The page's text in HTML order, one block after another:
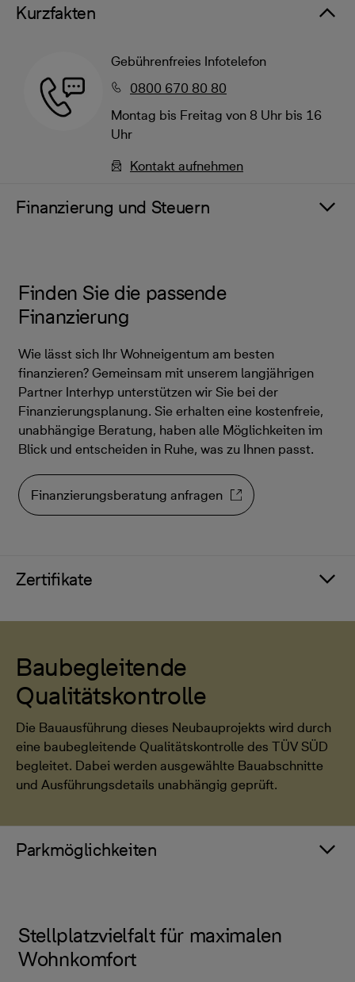
Kurzfakten
Gebührenfreies Infotelefon
0800 670 80 80
Montag bis Freitag von 8 Uhr bis 16
Uhr
Kontakt aufnehmen
Finanzierung und Steuern
Finden Sie die passende
Finanzierung
Wie lässt sich Ihr Wohneigentum am besten
finanzieren? Gemeinsam mit unserem langjährigen
Partner Interhyp unterstützen wir Sie bei der
Finanzierungsplanung. Sie erhalten eine kostenfreie,
unabhängige Beratung, haben alle Möglichkeiten im
Blick und entscheiden in Ruhe, was zu Ihnen passt.
Finanzierungsberatung anfragen
Zertifikate
Baubegleitende
Qualitätskontrolle
Die Bauausführung dieses Neubauprojekts wird durch
eine baubegleitende Qualitätskontrolle des TÜV SÜD
begleitet. Dabei werden ausgewählte Bauabschnitte
und Ausführungsdetails unabhängig geprüft.
Parkmöglichkeiten
Stellplatzvielfalt für maximalen
Wohnkomfort